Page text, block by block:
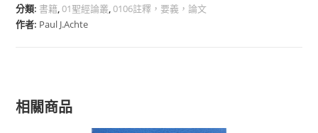
分類: 書籍,01聖經論叢,0106註釋，要義，論文
作者: Paul J.Achte
相關商品